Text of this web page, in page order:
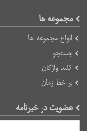
مجموعه ها
انواع مجموعه ها
جستجو
کلید واژگان
بر خط زمان
عضویت در خبرنامه